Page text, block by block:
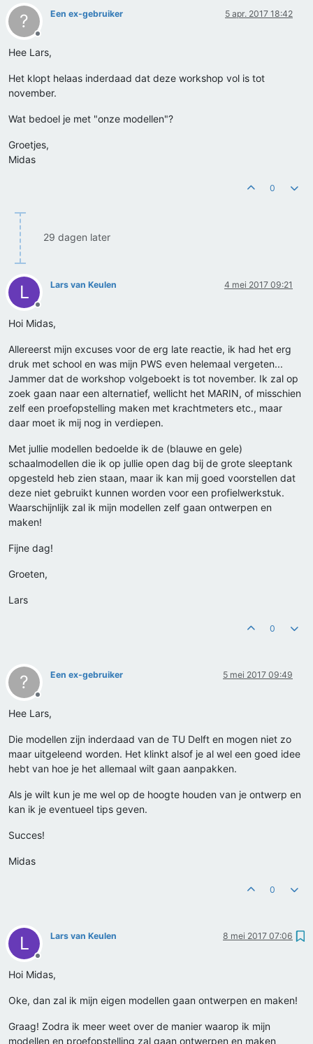
?
Offline
Een ex-gebruiker 5 apr. 2017 18:42
Hee Lars,
Het klopt helaas inderdaad dat deze workshop vol is tot
november.
Wat bedoel je met "onze modellen"?
Groetjes,
Midas
0
29 dagen later
L
Offline
Lars van Keulen 4 mei 2017 09:21
Hoi Midas,
Allereerst mijn excuses voor de erg late reactie, ik had het erg
druk met school en was mijn PWS even helemaal vergeten...
Jammer dat de workshop volgeboekt is tot november. Ik zal op
zoek gaan naar een alternatief, wellicht het MARIN, of misschien
zelf een proefopstelling maken met krachtmeters etc., maar
daar moet ik mij nog in verdiepen.
Met jullie modellen bedoelde ik de (blauwe en gele)
schaalmodellen die ik op jullie open dag bij de grote sleeptank
opgesteld heb zien staan, maar ik kan mij goed voorstellen dat
deze niet gebruikt kunnen worden voor een profielwerkstuk.
Waarschijnlijk zal ik mijn modellen zelf gaan ontwerpen en
maken!
Fijne dag!
Groeten,
Lars
0
?
Offline
Een ex-gebruiker 5 mei 2017 09:49
Hee Lars,
Die modellen zijn inderdaad van de TU Delft en mogen niet zo
maar uitgeleend worden. Het klinkt alsof je al wel een goed idee
hebt van hoe je het allemaal wilt gaan aanpakken.
Als je wilt kun je me wel op de hoogte houden van je ontwerp en
kan ik je eventueel tips geven.
Succes!
Midas
0
L
Offline
Lars van Keulen 8 mei 2017 07:06
Hoi Midas,
Oke, dan zal ik mijn eigen modellen gaan ontwerpen en maken!
Graag! Zodra ik meer weet over de manier waarop ik mijn
modellen en proefopstelling zal gaan ontwerpen en maken